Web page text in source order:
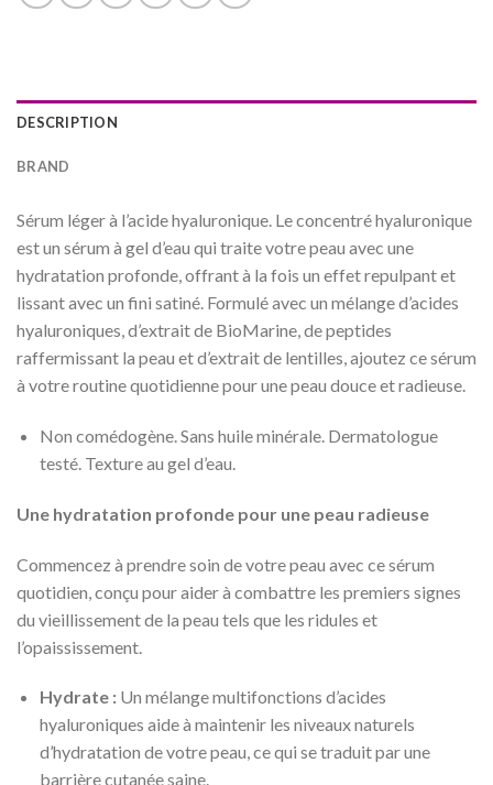
DESCRIPTION
BRAND
Sérum léger à l’acide hyaluronique. Le concentré hyaluronique
est un sérum à gel d’eau qui traite votre peau avec une
hydratation profonde, offrant à la fois un effet repulpant et
lissant avec un fini satiné. Formulé avec un mélange d’acides
hyaluroniques, d’extrait de BioMarine, de peptides
raffermissant la peau et d’extrait de lentilles, ajoutez ce sérum
à votre routine quotidienne pour une peau douce et radieuse.
Non comédogène. Sans huile minérale. Dermatologue
testé. Texture au gel d’eau.
Une hydratation profonde pour une peau radieuse
Commencez à prendre soin de votre peau avec ce sérum
quotidien, conçu pour aider à combattre les premiers signes
du vieillissement de la peau tels que les ridules et
l’opaississement.
Hydrate :Un mélange multifonctions d’acides
hyaluroniques aide à maintenir les niveaux naturels
d’hydratation de votre peau, ce qui se traduit par une
barrière cutanée saine.